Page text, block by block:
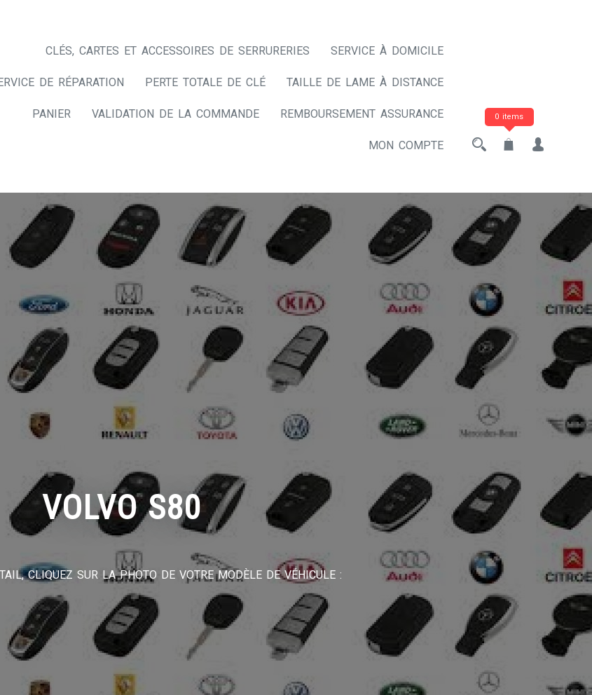
CLÉS, CARTES ET ACCESSOIRES DE SERRURERIES SERVICE À DOMICILE
DE RÉPARATION PERTE TOTALE DE CLÉ TAILLE DE LAME À DISTANCE
PANIER VALIDATION DE LA COMMANDE REMBOURSEMENT ASSURANCE
MON COMPTE
0 items
VOLVO S80
CLIQUEZ SUR LA PHOTO DE VOTRE MODÈLE DE VÉHICULE :